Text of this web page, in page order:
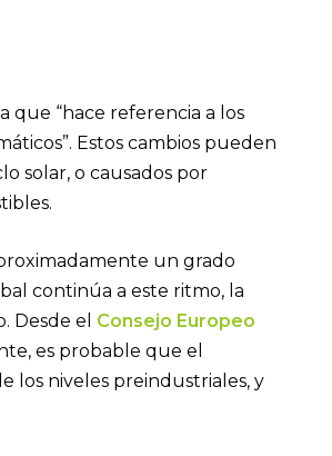
que “hace referencia a los
Estos cambios pueden
solar, o causados por
un grado
continúa a este ritmo, la
Desde el Consejo Europeo
es probable que el
los niveles preindustriales, y